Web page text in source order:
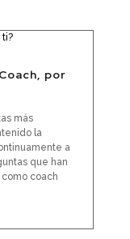
por
más
la
a
que han
coach